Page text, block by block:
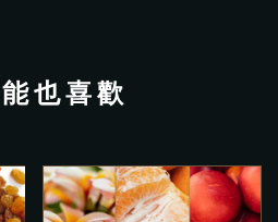
也喜歡